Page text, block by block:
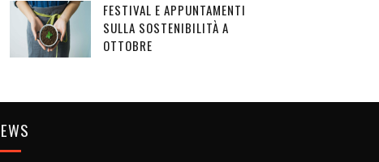
FESTIVAL E APPUNTAMENTI
SULLA SOSTENIBILITÀ A
OTTOBRE